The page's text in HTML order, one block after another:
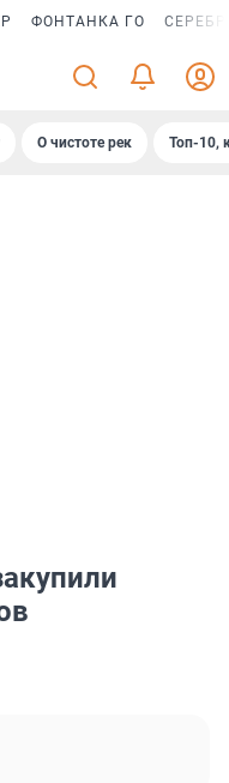
ФОНТАНКА ГО
О чистоте рек Топ-10,